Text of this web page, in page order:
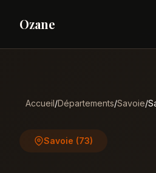
Ozane
Accueil/Départements/Savoie/
Savoie (73)